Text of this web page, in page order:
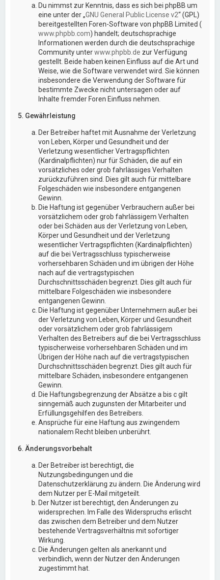
Du nimmst zur Kenntnis, dass es sich bei phpBB um
eine unter der „GNU General Public License v2“ (GPL)
bereitgestellten Foren-Software von phpBB Limited (
www.phpbb.com) handelt; deutschsprachige
Informationen werden durch die deutschsprachige
Community unterwww.phpbb.de zur Verfügung
gestellt. Beide haben keinen Einfluss auf die Art und
Weise, wie die Software verwendet wird. Sie können
insbesondere die Verwendung der Software für
bestimmte Zwecke nicht untersagen oder auf
Inhalte fremder Foren Einfluss nehmen.
5. Gewährleistung
Der Betreiber haftet mit Ausnahme der Verletzung
von Leben, Körper und Gesundheit und der
Verletzung wesentlicher Vertragspflichten
(Kardinalpflichten) nur für Schäden, die auf ein
vorsätzliches oder grob fahrlässiges Verhalten
zurückzuführen sind. Dies gilt auch für mittelbare
Folgeschäden wie insbesondere entgangenen
Gewinn.
Die Haftung ist gegenüber Verbrauchern außer bei
vorsätzlichem oder grob fahrlässigem Verhalten
oder bei Schäden aus der Verletzung von Leben,
Körper und Gesundheit und der Verletzung
wesentlicher Vertragspflichten (Kardinalpflichten)
auf die bei Vertragsschluss typischerweise
vorhersehbaren Schäden und im übrigen der Höhe
nach auf die vertragstypischen
Durchschnittsschäden begrenzt. Dies gilt auch für
mittelbare Folgeschäden wie insbesondere
entgangenen Gewinn.
Die Haftung ist gegenüber Unternehmern außer bei
der Verletzung von Leben, Körper und Gesundheit
oder vorsätzlichem oder grob fahrlässigem
Verhalten des Betreibers auf die bei Vertragsschluss
typischerweise vorhersehbaren Schäden und im
Übrigen der Höhe nach auf die vertragstypischen
Durchschnittsschäden begrenzt. Dies gilt auch für
mittelbare Schäden, insbesondere entgangenen
Gewinn.
Die Haftungsbegrenzung der Absätze a bis c gilt
sinngemäß auch zugunsten der Mitarbeiter und
Erfüllungsgehilfen des Betreibers.
Ansprüche für eine Haftung aus zwingendem
nationalem Recht bleiben unberührt.
6. Änderungsvorbehalt
Der Betreiber ist berechtigt, die
Nutzungsbedingungen und die
Datenschutzerklärung zu ändern. Die Änderung wird
dem Nutzer per E-Mail mitgeteilt.
Der Nutzer ist berechtigt, den Änderungen zu
widersprechen. Im Falle des Widerspruchs erlischt
das zwischen dem Betreiber und dem Nutzer
bestehende Vertragsverhältnis mit sofortiger
Wirkung.
Die Änderungen gelten als anerkannt und
verbindlich, wenn der Nutzer den Änderungen
zugestimmt hat.